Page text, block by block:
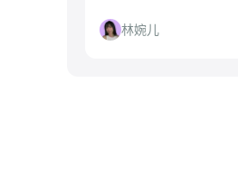
州的求职者作为保底选
匹配度、公司平台、城
林婉儿